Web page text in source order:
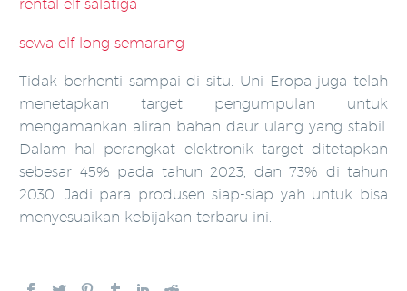
rental elf salatiga
sewa elf long semarang
Tidak berhenti sampai di situ. Uni Eropa juga telah
menetapkan target pengumpulan untuk
mengamankan aliran bahan daur ulang yang stabil.
Dalam hal perangkat elektronik target ditetapkan
sebesar 45% pada tahun 2023, dan 73% di tahun
2030. Jadi para produsen siap-siap yah untuk bisa
menyesuaikan kebijakan terbaru ini.